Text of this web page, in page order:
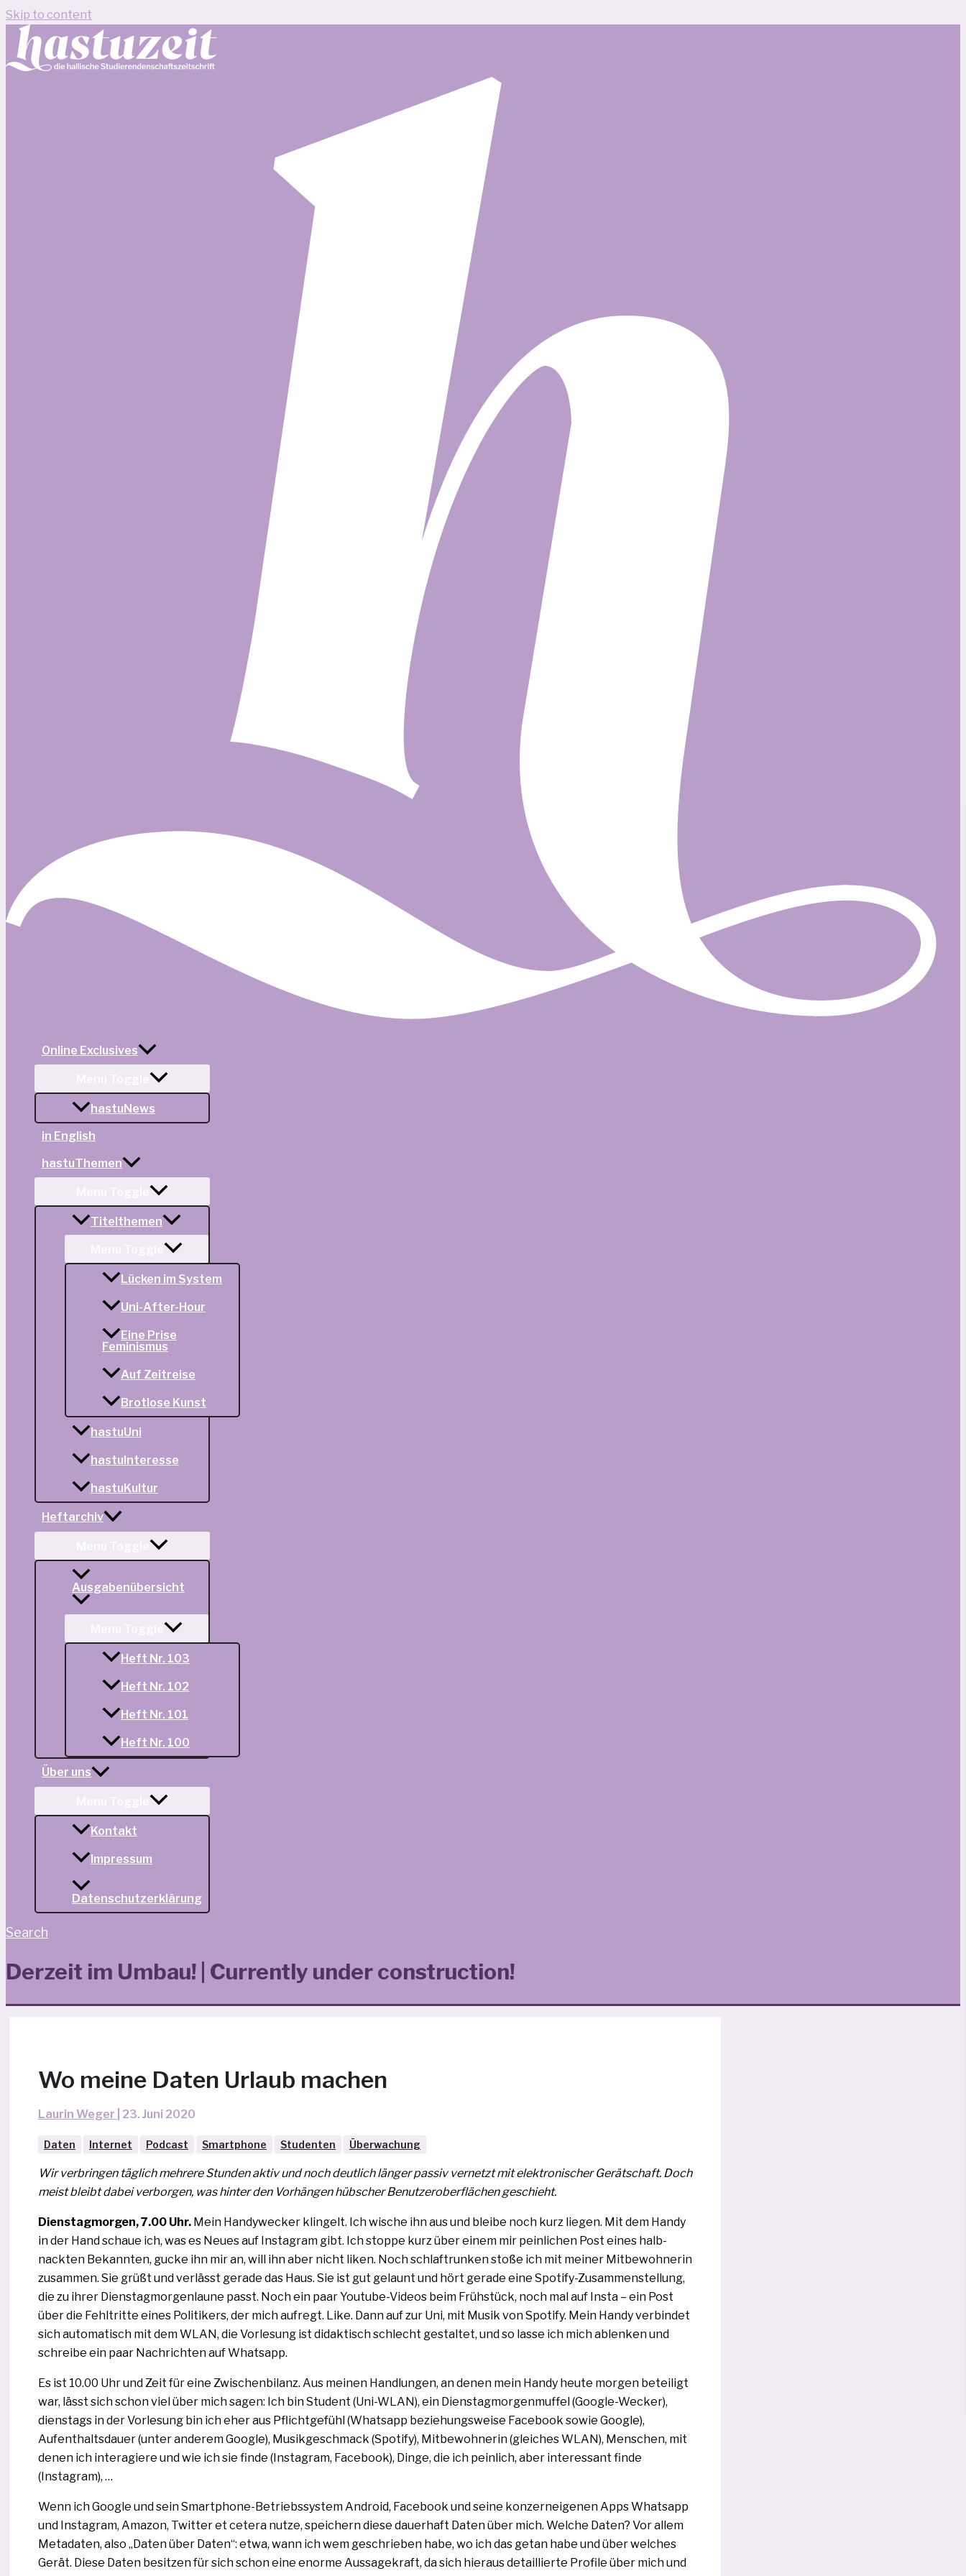
Skip to content
Online Exclusives
hastuNews
in English
hastuThemen
Titelthemen
Lücken im System
Uni-After-Hour
Eine Prise
Feminismus
Auf Zeitreise
Brotlose Kunst
hastuUni
hastuInteresse
hastuKultur
Heftarchiv
Ausgabenübersicht
Heft Nr. 103
Heft Nr. 102
Heft Nr. 101
Heft Nr. 100
Über uns
Kontakt
Impressum
Datenschutzerklärung
Search
Derzeit im Umbau! | Currently under construction!
Wo meine Daten Urlaub machen
Laurin Weger 23. Juni 2020
Daten Internet Podcast Smartphone Studenten Überwachung
Wir ver­brin­gen täg­lich meh­re­re Stunden aktiv und noch deut­lich län­ger pas­siv ver­netzt mit elek­tro­ni­scher Gerätschaft. Doch
meist bleibt dabei ver­bor­gen, was hin­ter den Vorhängen hüb­scher Benutzeroberflächen geschieht.
Dienstagmorgen, 7.00 Uhr. Mein Handywecker klin­gelt. Ich wische ihn aus und blei­be noch kurz lie­gen. Mit dem Handy
in der Hand schaue ich, was es Neues auf Instagram gibt. Ich stop­pe kurz über einem mir pein­li­chen Post eines halb­
nack­ten Bekannten, gucke ihn mir an, will ihn aber nicht liken. Noch schlaf­trun­ken sto­ße ich mit mei­ner Mitbewohnerin
zusam­men. Sie grüßt und ver­lässt gera­de das Haus. Sie ist gut gelaunt und hört gera­de eine Spotify-Zusammenstellung,
die zu ihrer Dienstagmorgenlaune passt. Noch ein paar Youtube-Videos beim Frühstück, noch mal auf Insta – ein Post
über die Fehltritte eines Politikers, der mich auf­regt. Like. Dann auf zur Uni, mit Musik von Spotify. Mein Handy ver­bin­det
sich auto­ma­tisch mit dem WLAN, die Vorlesung ist didak­tisch schlecht gestal­tet, und so las­se ich mich ablen­ken und
schrei­be ein paar Nachrichten auf Whatsapp.
Es ist 10.00 Uhr und Zeit für eine Zwischenbilanz. Aus mei­nen Handlungen, an denen mein Handy heu­te mor­gen betei­ligt
war, lässt sich schon viel über mich sagen: Ich bin Student (Uni-WLAN), ein Dienstagmorgenmuffel (Google-Wecker),
diens­tags in der Vorlesung bin ich eher aus Pflichtgefühl (Whatsapp bezie­hungs­wei­se Facebook sowie Google),
Aufenthaltsdauer (unter ande­rem Google), Musikgeschmack (Spotify), Mitbewohnerin (glei­ches WLAN), Menschen, mit
denen ich inter­agie­re und wie ich sie fin­de (Instagram, Facebook), Dinge, die ich pein­lich, aber inter­es­sant fin­de
(Instagram), …
Wenn ich Google und sein Smartphone-Betriebssystem Android, Facebook und sei­ne kon­zern­ei­ge­nen Apps Whatsapp
und Instagram, Amazon, Twitter et cete­ra nut­ze, spei­chern die­se dau­er­haft Daten über mich. Welche Daten? Vor allem
Metadaten, also „Daten über Daten“: etwa, wann ich wem geschrie­ben habe, wo ich das getan habe und über wel­ches
Gerät. Diese Daten besit­zen für sich schon eine enor­me Aussagekraft, da sich hier­aus detail­lier­te Profile über mich und